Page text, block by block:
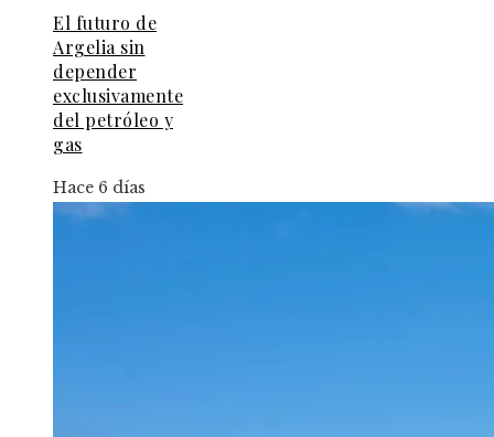
El futuro de
Argelia sin
depender
exclusivamente
del petróleo y
gas
Hace 6 días